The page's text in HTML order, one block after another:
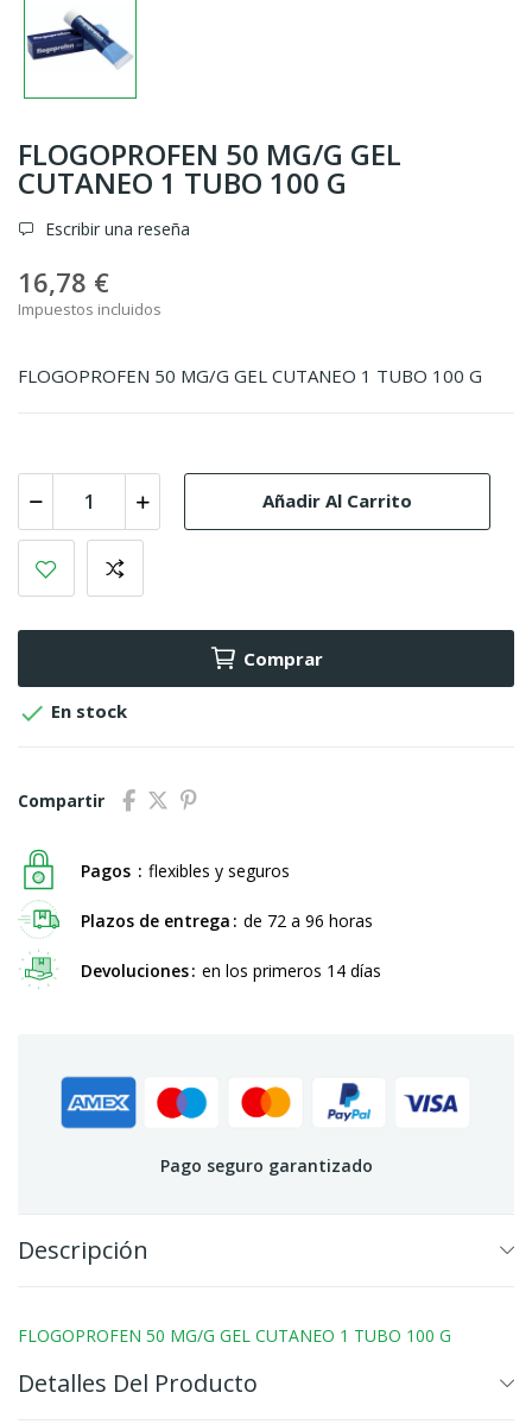
FLOGOPROFEN 50 MG/G GEL
CUTANEO 1 TUBO 100 G
Escribir una reseña
16,78 €
Impuestos incluidos
FLOGOPROFEN 50 MG/G GEL CUTANEO 1 TUBO 100 G
Añadir Al Carrito
Comprar
 En stock
Compartir
Pagos flexibles y seguros
Plazos de entrega de 72 a 96 horas
Devoluciones en los primeros 14 días
Pago seguro garantizado
Descripción
FLOGOPROFEN 50 MG/G GEL CUTANEO 1 TUBO 100 G
Detalles Del Producto